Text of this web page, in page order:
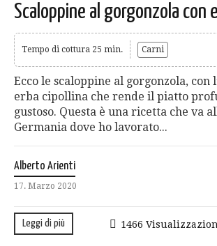
Scaloppine al gorgonzola con
Tempo di cottura 25 min. Carni
Ecco le scaloppine al gorgonzola, con
erba cipollina che rende il piatto
gustoso. Questa è una ricetta che va
Germania dove ho lavorato...
Alberto Arienti
17. Marzo 2020
Leggi di più 1466